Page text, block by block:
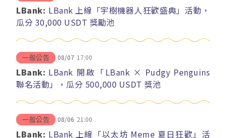
LBank: LBank 上線「宇樹機器人狂歡盛典」活動，
瓜分 30,000 USDT 獎勵池
一般公告 08/07 17:00
LBank: LBank 開啟「LBank × Pudgy Penguins
聯名活動」，瓜分 500,000 USDT 獎池
一般公告 08/06 21:00
LBank: LBank 上線「以太坊 Meme 夏日狂歡」活